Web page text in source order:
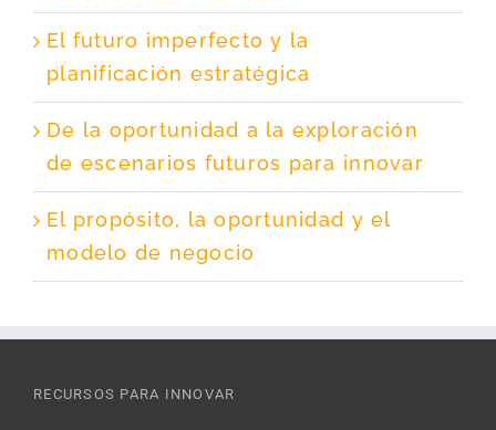
El futuro imperfecto y la
planificación estratégica
De la oportunidad a la exploración
de escenarios futuros para innovar
El propósito, la oportunidad y el
modelo de negocio
RECURSOS PARA INNOVAR